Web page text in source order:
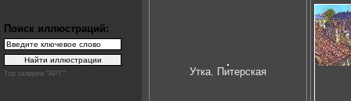
Поиск иллюстраций:
Top галереи "АРТ" Утка. Питерская